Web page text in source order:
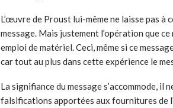
L’œuvre de Proust lui-même ne laisse pas
message. Mais justement l’opération que
emploi de matériel. Ceci, même si ce
car tout au plus dans cette expérience le
La signifiance du message s’accommode,
falsifications apportées aux fournitures de